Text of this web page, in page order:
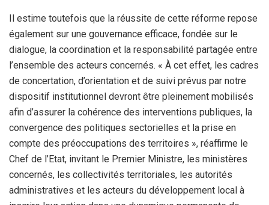
Il estime toutefois que la réussite de cette réforme repose
également sur une gouvernance efficace, fondée sur le
dialogue, la coordination et la responsabilité partagée entre
l’ensemble des acteurs concernés. « À cet effet, les cadres
de concertation, d’orientation et de suivi prévus par notre
dispositif institutionnel devront être pleinement mobilisés
afin d’assurer la cohérence des interventions publiques, la
convergence des politiques sectorielles et la prise en
compte des préoccupations des territoires », réaffirme le
Chef de l’Etat, invitant le Premier Ministre, les ministères
concernés, les collectivités territoriales, les autorités
administratives et les acteurs du développement local à